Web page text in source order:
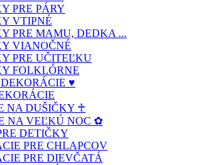
PRE PÁRY
VTIPNÉ
PRE MAMU, DEDKA ...
VIANOČNÉ
PRE UČITEĽKU
FOLKLÓRNE
♥
NA DUŠIČKY ♰
NA VEĽKÚ NOC ✿
DETIČKY
PRE CHLAPCOV
PRE DIEVČATÁ